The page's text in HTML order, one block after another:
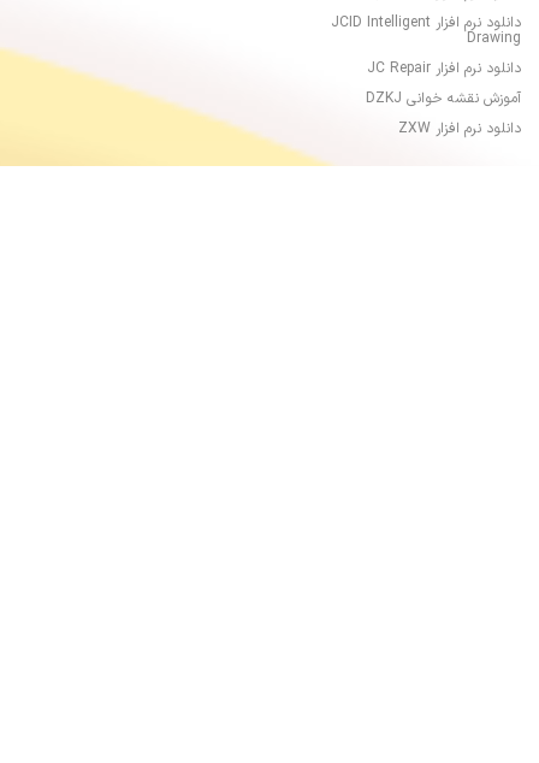
دانلود نرم افزار JCID Intelligent
Drawing
دانلود نرم افزار JC Repair
آموزش نقشه خوانی DZKJ
دانلود نرم افزار ZXW